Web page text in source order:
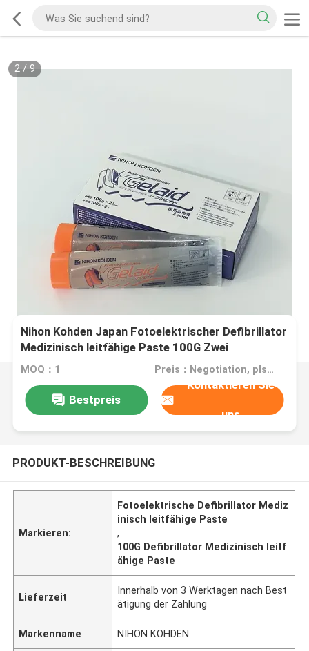
2/ 9
Nihon Kohden Japan Fotoelektrischer Defibrillator
Medizinisch leitfähige Paste 100G Zwei
Schachteln Z-101
MOQ：1 Preis：Negotiation, pls contact me
Bestpreis
Kontaktieren Sie
uns
PRODUKT-BESCHREIBUNG
Markieren:
Fotoelektrische Defibrillator Mediz
inisch leitfähige Paste
,
100G Defibrillator Medizinisch leitf
ähige Paste
Lieferzeit
Innerhalb von 3 Werktagen nach Best
ätigung der Zahlung
Markenname NIHON KOHDEN